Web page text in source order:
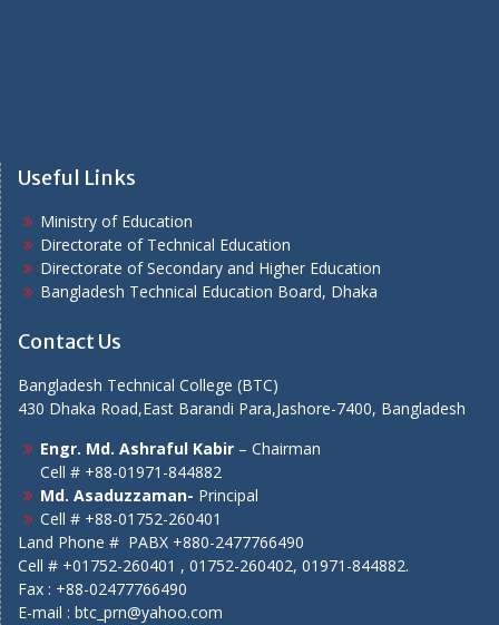
Useful Links
Ministry of Education
Directorate of Technical Education
Directorate of Secondary and Higher Education
Bangladesh Technical Education Board, Dhaka
Contact Us
Bangladesh Technical College (BTC)
430 Dhaka Road,East Barandi Para,Jashore-7400, Bangladesh
Engr. Md. Ashraful Kabir – Chairman
Cell # +88-01971-844882
Md. Asaduzzaman- Principal
Cell # +88-01752-260401
Land Phone # PABX +880-2477766490
Cell # +01752-260401 , 01752-260402, 01971-844882.
Fax : +88-02477766490
E-mail : btc_prn@yahoo.com